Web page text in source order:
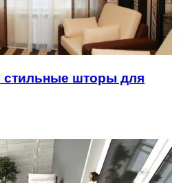
стильные шторы для